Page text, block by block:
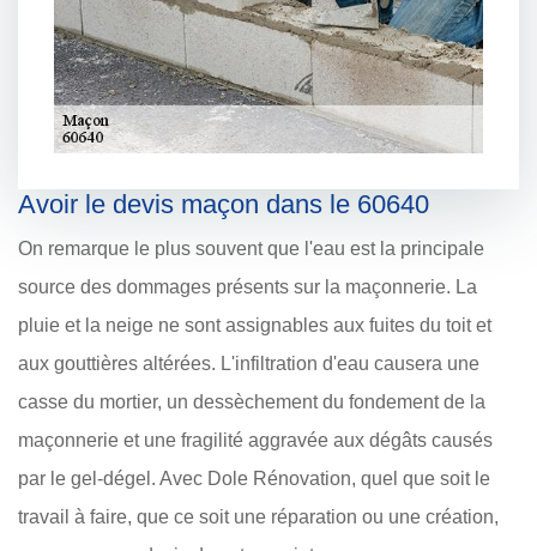
Avoir le devis maçon dans le 60640
On remarque le plus souvent que l'eau est la principale
source des dommages présents sur la maçonnerie. La
pluie et la neige ne sont assignables aux fuites du toit et
aux gouttières altérées. L'infiltration d'eau causera une
casse du mortier, un dessèchement du fondement de la
maçonnerie et une fragilité aggravée aux dégâts causés
par le gel-dégel. Avec Dole Rénovation, quel que soit le
travail à faire, que ce soit une réparation ou une création,